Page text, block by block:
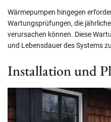
Wärmepumpen hingegen
Wartungsprüfungen, die
verursachen können. Diese
und Lebensdauer des Systems
Installation und